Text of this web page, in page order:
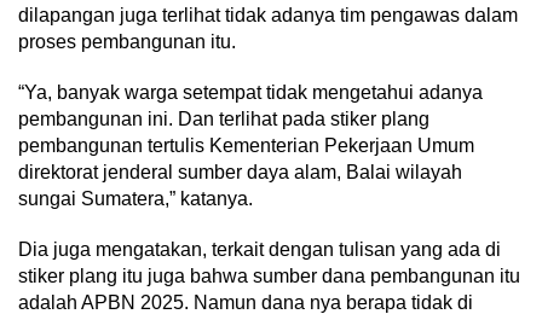
dilapangan juga terlihat tidak adanya tim pengawas dalam
proses pembangunan itu.
“Ya, banyak warga setempat tidak mengetahui adanya
pembangunan ini. Dan terlihat pada stiker plang
pembangunan tertulis Kementerian Pekerjaan Umum
direktorat jenderal sumber daya alam, Balai wilayah
sungai Sumatera,” katanya.
Dia juga mengatakan, terkait dengan tulisan yang ada di
stiker plang itu juga bahwa sumber dana pembangunan itu
adalah APBN 2025. Namun dana nya berapa tidak di